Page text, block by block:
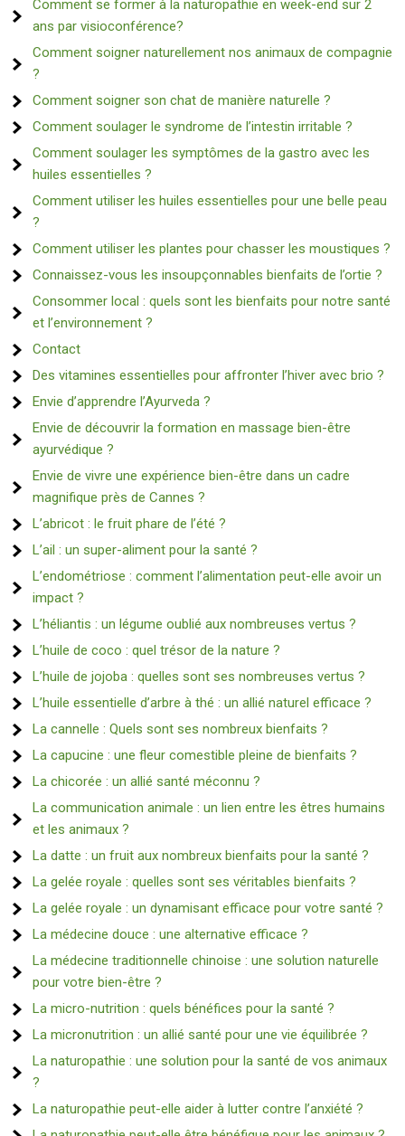
Comment se former à la naturopathie en week-end sur 2
ans par visioconférence?
Comment soigner naturellement nos animaux de compagnie
?
Comment soigner son chat de manière naturelle ?
Comment soulager le syndrome de l’intestin irritable ?
Comment soulager les symptômes de la gastro avec les
huiles essentielles ?
Comment utiliser les huiles essentielles pour une belle peau
?
Comment utiliser les plantes pour chasser les moustiques ?
Connaissez-vous les insoupçonnables bienfaits de l’ortie ?
Consommer local : quels sont les bienfaits pour notre santé
et l’environnement ?
Contact
Des vitamines essentielles pour affronter l’hiver avec brio ?
Envie d’apprendre l’Ayurveda ?
Envie de découvrir la formation en massage bien-être
ayurvédique ?
Envie de vivre une expérience bien-être dans un cadre
magnifique près de Cannes ?
L’abricot : le fruit phare de l’été ?
L’ail : un super-aliment pour la santé ?
L’endométriose : comment l’alimentation peut-elle avoir un
impact ?
L’héliantis : un légume oublié aux nombreuses vertus ?
L’huile de coco : quel trésor de la nature ?
L’huile de jojoba : quelles sont ses nombreuses vertus ?
L’huile essentielle d’arbre à thé : un allié naturel efficace ?
La cannelle : Quels sont ses nombreux bienfaits ?
La capucine : une fleur comestible pleine de bienfaits ?
La chicorée : un allié santé méconnu ?
La communication animale : un lien entre les êtres humains
et les animaux ?
La datte : un fruit aux nombreux bienfaits pour la santé ?
La gelée royale : quelles sont ses véritables bienfaits ?
La gelée royale : un dynamisant efficace pour votre santé ?
La médecine douce : une alternative efficace ?
La médecine traditionnelle chinoise : une solution naturelle
pour votre bien-être ?
La micro-nutrition : quels bénéfices pour la santé ?
La micronutrition : un allié santé pour une vie équilibrée ?
La naturopathie : une solution pour la santé de vos animaux
?
La naturopathie peut-elle aider à lutter contre l’anxiété ?